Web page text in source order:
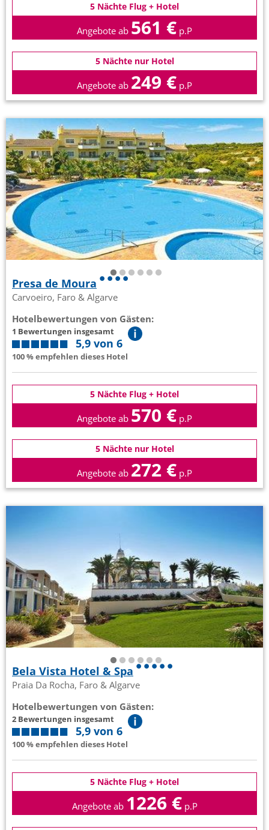
5 Nächte Flug + Hotel
Angebote ab 561 € p.P
5 Nächte nur Hotel
Angebote ab 249 € p.P
Presa de Moura
Carvoeiro, Faro & Algarve
Hotelbewertungen von Gästen:
1 Bewertungen insgesamt
5,9 von 6
100 % empfehlen dieses Hotel
5 Nächte Flug + Hotel
Angebote ab 570 € p.P
5 Nächte nur Hotel
Angebote ab 272 € p.P
Bela Vista Hotel & Spa
Praia Da Rocha, Faro & Algarve
Hotelbewertungen von Gästen:
2 Bewertungen insgesamt
5,9 von 6
100 % empfehlen dieses Hotel
5 Nächte Flug + Hotel
Angebote ab 1226 € p.P